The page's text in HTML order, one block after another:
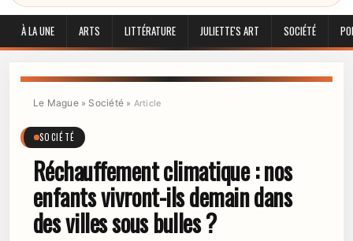
À LA UNE ARTS LITTÉRATURE JULIETTE'S ART SOCIÉTÉ
Le Mague» Société» Article
SOCIÉTÉ
Réchauffement climatique : nos
enfants vivront-ils demain dans
des villes sous bulles ?